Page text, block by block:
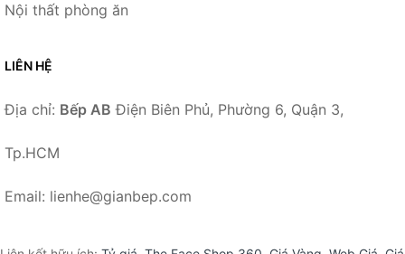
Nội thất phòng ăn
LIÊN HỆ
Địa chỉ: Bếp AB Điện Biên Phủ, Phường 6, Quận 3,
Tp.HCM
Email: lienhe@gianbep.com